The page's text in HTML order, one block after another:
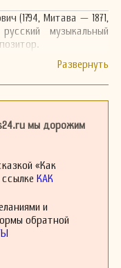
(1794, Митава — 1871,
музыкальный
мы дорожим
«Как
КАК
и
обратной